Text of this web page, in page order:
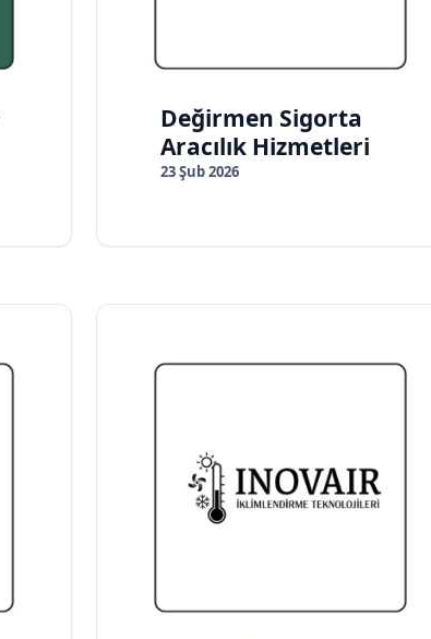
Değirmen Sigorta
Aracılık Hizmetleri
23 Şub 2026